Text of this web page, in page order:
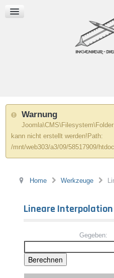
Taschenrechner
Warnung
kann nicht erstellt werden!Path:
/mnt/web303/a3/09/58517909/
Home Werkzeuge
Lineare Interpolation
Gegeben: